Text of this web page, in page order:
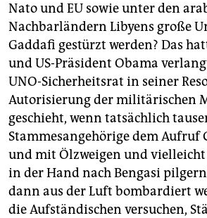
genossenschaft
epaper login
Nato und EU sowie unter den
Nachbarländern Libyens große
Gaddafi gestürzt werden? Das
und US-Präsident Obama
UNO-Sicherheitsrat in seiner
Autorisierung der militärischen
geschieht, wenn tatsächlich
Stammesangehörige dem Aufruf
und mit Ölzweigen und vielleicht
in der Hand nach Bengasi
dann aus der Luft bombardiert
die Aufständischen versuchen,